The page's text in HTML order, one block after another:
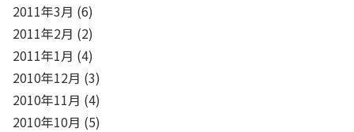
2011年3月 (6)
2011年2月 (2)
2011年1月 (4)
2010年12月 (3)
2010年11月 (4)
2010年10月 (5)